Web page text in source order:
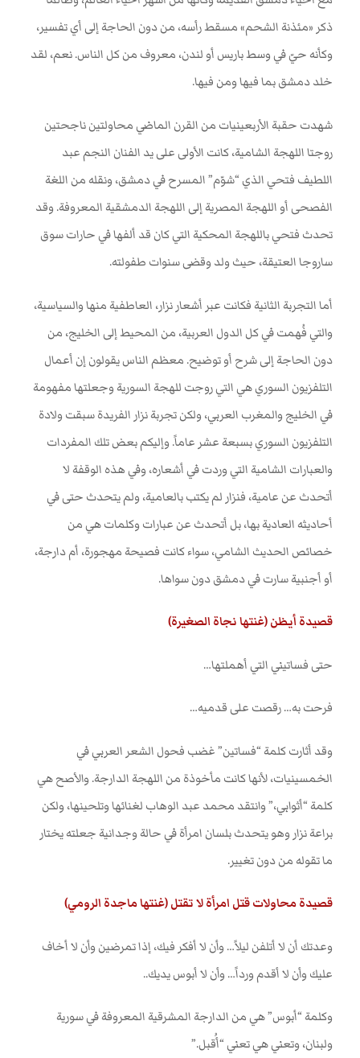
ذكر «مئذنة الشحم» مسقط رأسه، من دون الحاجة إلى أي تفسير،
وكأنه حيّ في وسط باريس أو لندن، معروف من كل الناس. نعم، لقد
خلد دمشق بما فيها ومن فيها.
شهدت حقبة الأربعينيات من القرن الماضي محاولتين ناجحتين
روجتا اللهجة الشامية، كانت الأولى على يد الفنان النجم عبد
اللطيف فتحي الذي “شوّم” المسرح في دمشق، ونقله من اللغة
الفصحى أو اللهجة المصرية إلى اللهجة الدمشقية المعروفة. وقد
تحدث فتحي باللهجة المحكية التي كان قد ألفها في حارات سوق
ساروجا العتيقة، حيث ولد وقضى سنوات طفولته.
أما التجربة الثانية فكانت عبر أشعار نزار، العاطفية منها والسياسية،
والتي فُهمت في كل الدول العربية، من المحيط إلى الخليج، من
دون الحاجة إلى شرح أو توضيح. معظم الناس يقولون إن أعمال
التلفزيون السوري هي التي روجت للهجة السورية وجعلتها مفهومة
في الخليج والمغرب العربي، ولكن تجربة نزار الفريدة سبقت ولادة
التلفزيون السوري بسبعة عشر عاماً. وإليكم بعض تلك المفردات
والعبارات الشامية التي وردت في أشعاره، وفي هذه الوقفة لا
أتحدث عن عامية، فنزار لم يكتب بالعامية، ولم يتحدث حتى في
أحاديثه العادية بها، بل أتحدث عن عبارات وكلمات هي من
خصائص الحديث الشامي، سواء كانت فصيحة مهجورة، أم دارجة،
أو أجنبية سارت في دمشق دون سواها.
قصيدة أيظن (غنتها نجاة الصغيرة)
حتى فساتيني التي أهملتها…
فرحت به… رقصت على قدميه…
وقد أثارت كلمة “فساتين” غضب فحول الشعر العربي في
الخمسينيات، لأنها كانت مأخوذة من اللهجة الدارجة. والأصح هي
كلمة “أثوابي،” وانتقد محمد عبد الوهاب لغنائها وتلحينها، ولكن
براعة نزار وهو يتحدث بلسان امرأة في حالة وجدانية جعلته يختار
ما تقوله من دون تغيير.
قصيدة محاولات قتل امرأة لا تقتل (غنتها ماجدة الرومي)
وعدتك أن لا أتلفن ليلاً… وأن لا أفكر فيك، إذا تمرضين وأن لا أخاف
عليك وأن لا أقدم ورداً… وأن لا أبوس يديك..
وكلمة “أبوس” هي من الدارجة المشرقية المعروفة في سورية
ولبنان، وتعني هي تعني “أُقبل.”